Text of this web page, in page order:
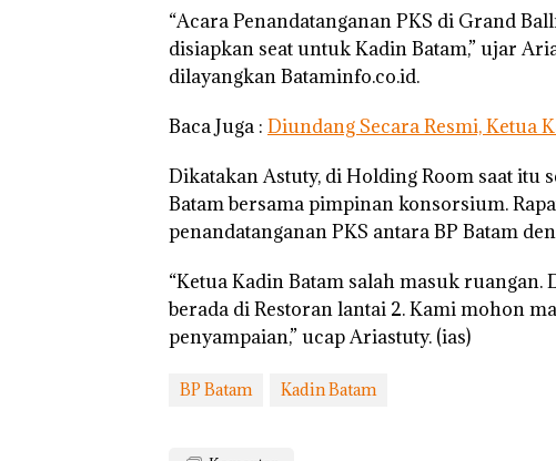
“Acara Penandatanganan PKS di Grand
disiapkan seat untuk Kadin Batam,” ujar
dilayangkan Bataminfo.co.id.
Baca Juga : Diundang Secara Resmi, Ketua
Dikatakan Astuty, di Holding Room saat itu
Batam bersama pimpinan konsorsium.
penandatanganan PKS antara BP Batam
“Ketua Kadin Batam salah masuk
berada di Restoran lantai 2. Kami mohon
penyampaian,” ucap Ariastuty. (ias)
BP Batam Kadin Batam
Puluhan Tahun
‘Bodong’ Tapi Cuma
Ditegur, LBH Desak
Sekolah Djuwita
Ditutup!